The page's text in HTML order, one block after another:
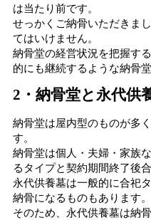
は当たり前です。
せっかくご納骨いただきま
てはいけません。
納骨堂の経営状況を把握す
的にも継続するような納骨
2・納骨堂と永代供
納骨堂は屋内型のものが多
す。
納骨堂は個人・夫婦・家族
るタイプと契約期間終了後
永代供養墓は一般的に合祀
納骨になるものもあります。
そのため、永代供養墓は納